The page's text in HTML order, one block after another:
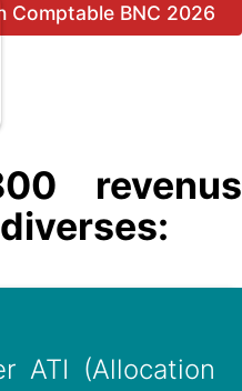
Comptable BNC 2026
revenus
ATI (Allocation